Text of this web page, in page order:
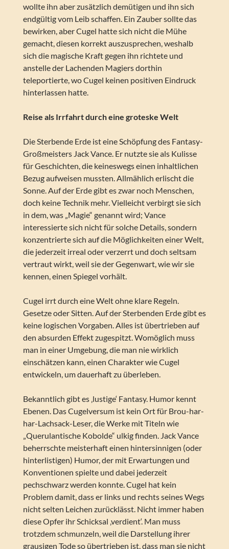
wollte ihn aber zusätzlich demütigen und ihn sich
endgültig vom Leib schaffen. Ein Zauber sollte das
bewirken, aber Cugel hatte sich nicht die Mühe
gemacht, diesen korrekt auszusprechen, weshalb
sich die magische Kraft gegen ihn richtete und
anstelle der Lachenden Magiers dorthin
teleportierte, wo Cugel keinen positiven Eindruck
hinterlassen hatte.
Reise als Irrfahrt durch eine groteske Welt
Die Sterbende Erde ist eine Schöpfung des Fantasy-
Großmeisters Jack Vance. Er nutzte sie als Kulisse
für Geschichten, die keineswegs einen inhaltlichen
Bezug aufweisen mussten. Allmählich erlischt die
Sonne. Auf der Erde gibt es zwar noch Menschen,
doch keine Technik mehr. Vielleicht verbirgt sie sich
in dem, was „Magie“ genannt wird; Vance
interessierte sich nicht für solche Details, sondern
konzentrierte sich auf die Möglichkeiten einer Welt,
die jederzeit irreal oder verzerrt und doch seltsam
vertraut wirkt, weil sie der Gegenwart, wie wir sie
kennen, einen Spiegel vorhält.
Cugel irrt durch eine Welt ohne klare Regeln.
Gesetze oder Sitten. Auf der Sterbenden Erde gibt es
keine logischen Vorgaben. Alles ist übertrieben auf
den absurden Effekt zugespitzt. Womöglich muss
man in einer Umgebung, die man nie wirklich
einschätzen kann, einen Charakter wie Cugel
entwickeln, um dauerhaft zu überleben.
Bekanntlich gibt es ‚lustige‘ Fantasy. Humor kennt
Ebenen. Das Cugelversum ist kein Ort für Brou-har-
har-Lachsack-Leser, die Werke mit Titeln wie
„Querulantische Kobolde“ ulkig finden. Jack Vance
beherrschte meisterhaft einen hintersinnigen (oder
hinterlistigen) Humor, der mit Erwartungen und
Konventionen spielte und dabei jederzeit
pechschwarz werden konnte. Cugel hat kein
Problem damit, dass er links und rechts seines Wegs
nicht selten Leichen zurücklässt. Nicht immer haben
diese Opfer ihr Schicksal ‚verdient‘. Man muss
trotzdem schmunzeln, weil die Darstellung ihrer
grausigen Tode so übertrieben ist, dass man sie nicht